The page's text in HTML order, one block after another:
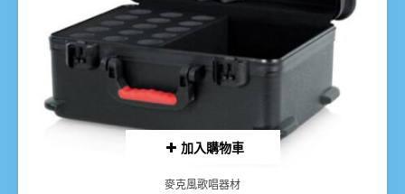
加入購物車
麥克風歌唱器材